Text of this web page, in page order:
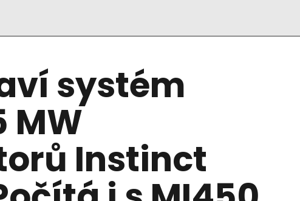
systém
MW
Instinct